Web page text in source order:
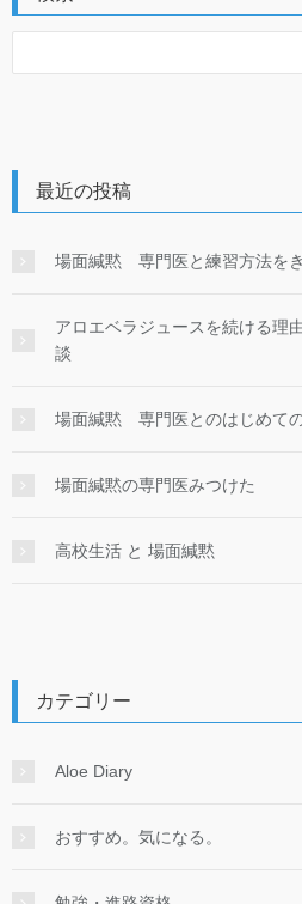
最近の投稿
場面緘黙 専門医と練習方法を
アロエベラジュースを続ける理
談
場面緘黙 専門医とのはじめて
場面緘黙の専門医みつけた
高校生活 と 場面緘黙
カテゴリー
Aloe Diary
おすすめ。気になる。